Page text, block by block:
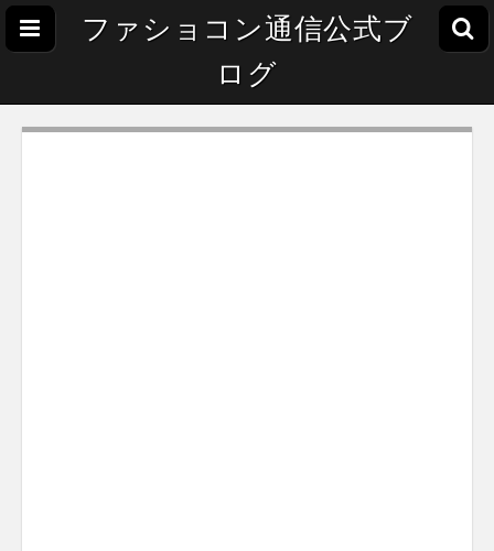
ファショコン通信公式ブ
ログ